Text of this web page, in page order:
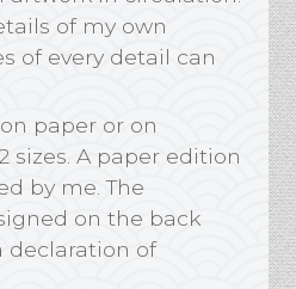
of my own
of every detail can
paper or on
sizes. A paper edition
by me. The
on the back
declaration of